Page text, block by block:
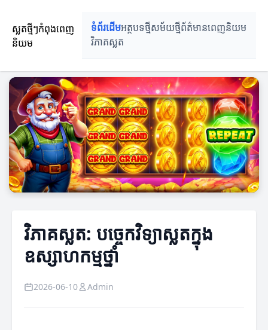
ស្លតថ្មីៗកំពុងពេញ
និយម
ទំព័រដើមអត្ថបទថ្មីសម័យថ្មីព័ត៌មានពេញនិយម
វិភាគស្លត
វិភាគស្លត: បច្ចេកវិទ្យាស្លតក្នុង
ឧស្សាហកម្មថ្នាំ
2026-06-10 Admin